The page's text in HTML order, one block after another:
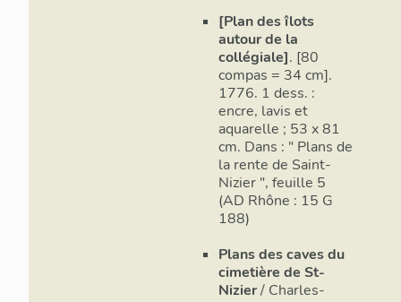
[Plan des îlots
autour de la
collégiale]. [80
compas = 34 cm].
1776. 1 dess. :
encre, lavis et
aquarelle ; 53 x 81
cm. Dans : " Plans de
la rente de Saint-
Nizier ", feuille 5
(AD Rhône : 15 G
188)
Plans des caves du
cimetière de St-
Nizier/ Charles-